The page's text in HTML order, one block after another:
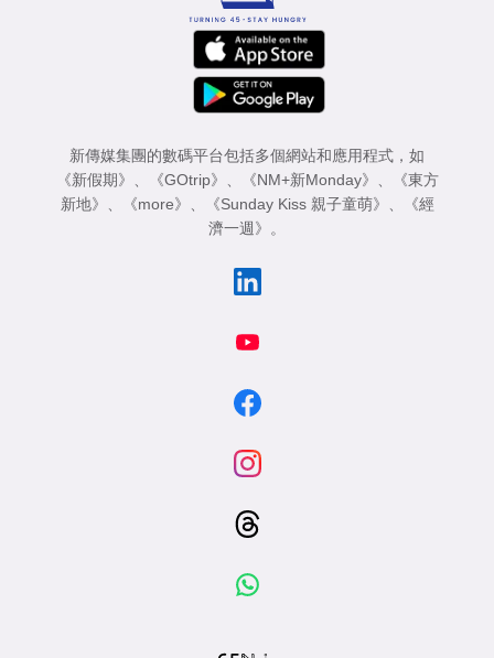
新傳媒集團的數碼平台包括多個網站和應用程式，如
《新假期》 、 《GOtrip》 、 《NM+新Monday》 、
《東方
新地》 、 《more》 、 《Sunday Kiss 親子童萌》 、
《經
濟一週》 。